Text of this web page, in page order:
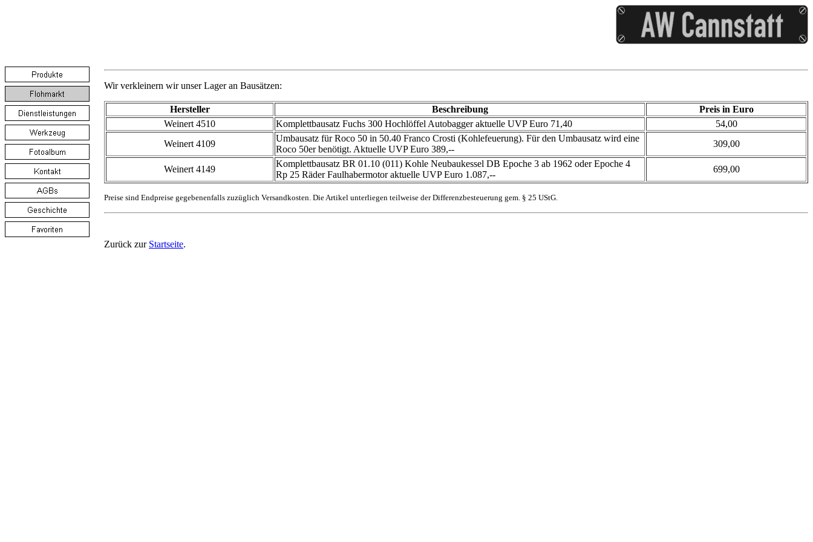
Wir verkleinern wir unser Lager an Bausätzen:
Hersteller Beschreibung
Preis in Euro
Weinert 4510
Komplettbausatz Fuchs 300 Hochlöffel Autobagger aktuelle UVP Euro 71,40
54,00
Weinert 4109
Umbausatz für Roco 50 in 50.40 Franco Crosti (Kohlefeuerung). Für den Umbausatz wird eine
Roco 50er benötigt. Aktuelle UVP Euro 389,--
309,00
Weinert 4149
Komplettbausatz BR 01.10 (011) Kohle Neubaukessel DB Epoche 3 ab 1962 oder Epoche 4
Rp 25 Räder Faulhabermotor aktuelle UVP Euro 1.087,--
699,00
Preise sind Endpreise gegebenenfalls zuzüglich Versandkosten. Die Artikel unterliegen teilweise der Differenzbesteuerung gem. § 25 UStG.
Zurück zur Startseite.